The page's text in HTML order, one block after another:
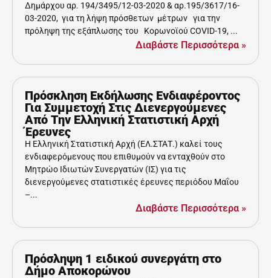
Δημάρχου αρ. 194/3495/12-03-2020 & αρ.195/3617/16-
03-2020, για τη λήψη πρόσθετων μέτρων για την
πρόληψη της εξάπλωσης του Κορωνοϊού COVID-19, ...
Διαβάστε Περισσότερα »
Πρόσκληση Εκδήλωσης Ενδιαφέροντος
Για Συμμετοχή Στις Διενεργούμενες
Από Την Ελληνική Στατιστική Αρχή
Έρευνες
Η Ελληνική Στατιστική Αρχή (ΕΛ.ΣΤΑΤ.) καλεί τους
ενδιαφερόμενους που επιθυμούν να ενταχθούν στο
Μητρώο Ιδιωτών Συνεργατών (ΙΣ) για τις
διενεργούμενες στατιστικές έρευνες περιόδου Μαΐου
–...
Διαβάστε Περισσότερα »
Πρόσληψη 1 ειδικού συνεργάτη στο
Δήμο Αποκορώνου